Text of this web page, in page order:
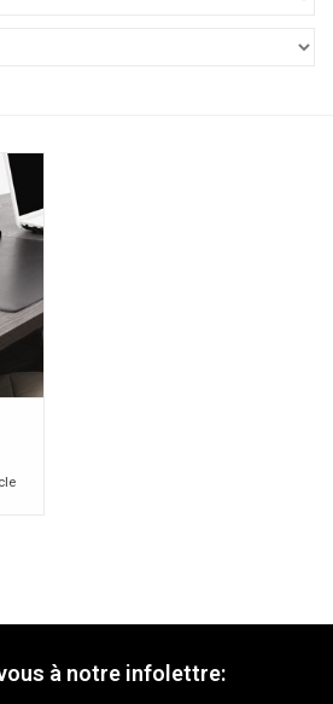
à notre infolettre: